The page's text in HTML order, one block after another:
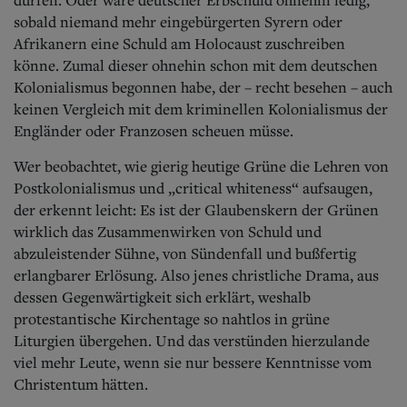
sobald niemand mehr eingebürgerten Syrern oder
Afrikanern eine Schuld am Holocaust zuschreiben
könne. Zumal dieser ohnehin schon mit dem deutschen
Kolonialismus begonnen habe, der – recht besehen – auch
keinen Vergleich mit dem kriminellen Kolonialismus der
Engländer oder Franzosen scheuen müsse.
Wer beobachtet, wie gierig heutige Grüne die Lehren von
Postkolonialismus und „critical whiteness“ aufsaugen,
der erkennt leicht: Es ist der Glaubenskern der Grünen
wirklich das Zusammenwirken von Schuld und
abzuleistender Sühne, von Sündenfall und bußfertig
erlangbarer Erlösung. Also jenes christliche Drama, aus
dessen Gegenwärtigkeit sich erklärt, weshalb
protestantische Kirchentage so nahtlos in grüne
Liturgien übergehen. Und das verstünden hierzulande
viel mehr Leute, wenn sie nur bessere Kenntnisse vom
Christentum hätten.